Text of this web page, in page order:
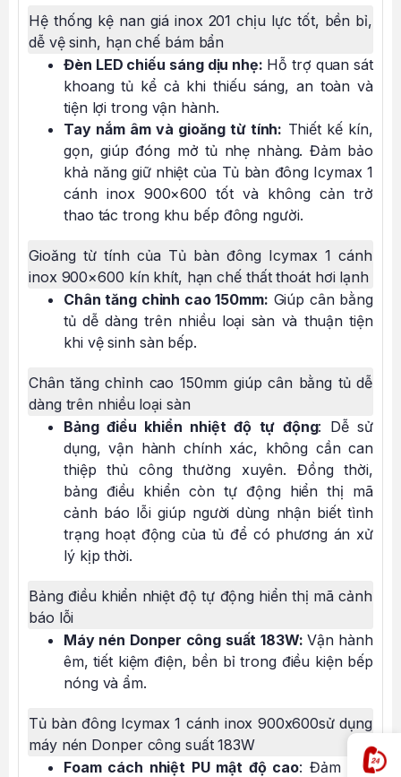
Hệ thống kệ nan giá inox 201 chịu lực tốt, bền bỉ,
dễ vệ sinh, hạn chế bám bẩn
Đèn LED chiếu sáng dịu nhẹ: Hỗ trợ quan sát
khoang tủ kể cả khi thiếu sáng, an toàn và
tiện lợi trong vận hành.
Tay nắm âm và gioăng từ tính: Thiết kế kín,
gọn, giúp đóng mở tủ nhẹ nhàng. Đảm bảo
khả năng giữ nhiệt của Tủ bàn đông Icymax 1
cánh inox 900×600 tốt và không cản trở
thao tác trong khu bếp đông người.
Gioăng từ tính của Tủ bàn đông Icymax 1 cánh
inox 900×600 kín khít, hạn chế thất thoát hơi lạnh
Chân tăng chỉnh cao 150mm: Giúp cân bằng
tủ dễ dàng trên nhiều loại sàn và thuận tiện
khi vệ sinh sàn bếp.
Chân tăng chỉnh cao 150mm giúp cân bằng tủ dễ
dàng trên nhiều loại sàn
Bảng điều khiển nhiệt độ tự động: Dễ sử
dụng, vận hành chính xác, không cần can
thiệp thủ công thường xuyên. Đồng thời,
bảng điều khiển còn tự động hiển thị mã
cảnh báo lỗi giúp người dùng nhận biết tình
trạng hoạt động của tủ để có phương án xử
lý kịp thời.
Bảng điều khiển nhiệt độ tự động hiển thị mã cảnh
báo lỗi
Máy nén Donper công suất 183W:Vận hành
êm, tiết kiệm điện, bền bỉ trong điều kiện bếp
nóng và ẩm.
Tủ bàn đông Icymax 1 cánh inox 900x600sử dụng
máy nén Donper công suất 183W
Foam cách nhiệt PU mật độ cao: Đảm bảo